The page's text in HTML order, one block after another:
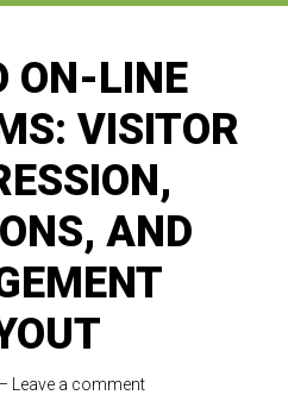
ON-LINE
VISITOR
AND
Leave a comment